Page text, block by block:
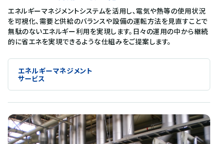
エネルギーマネジメントシステムを活用し、電気や熱等の使用状況
を可視化、需要と供給のバランスや設備の運転方法を見直すことで
無駄のないエネルギー利用を実現します。日々の運用の中から継続
的に省エネを実現できるような仕組みをご提案します。
エネルギーマネジメント
サービス